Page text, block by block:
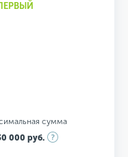
сумма
000 руб.